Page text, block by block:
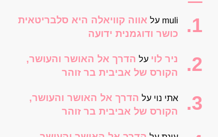
muli על אווה קוויאלה היא סלבריטאית
כושר ודוגמנית ידועה
ניר לוי על הדרך אל האושר והעושר,
הקורס של אביבית בר זוהר
אתי נוי על הדרך אל האושר והעושר,
הקורס של אביבית בר זוהר